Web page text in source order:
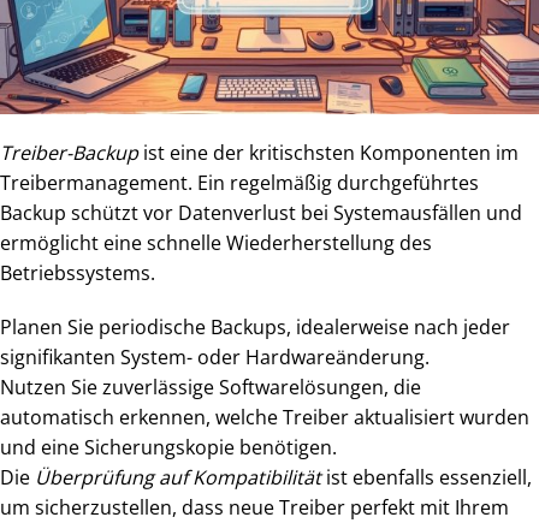
Treiber-Backupist eine der kritischsten Komponenten im
Treibermanagement. Ein regelmäßig durchgeführtes
Backup schützt vor Datenverlust bei Systemausfällen und
ermöglicht eine schnelle Wiederherstellung des
Betriebssystems.
Planen Sie periodische Backups, idealerweise nach jeder
signifikanten System- oder Hardwareänderung.
Nutzen Sie zuverlässige Softwarelösungen, die
automatisch erkennen, welche Treiber aktualisiert wurden
und eine Sicherungskopie benötigen.
Die Überprüfung auf Kompatibilitätist ebenfalls essenziell,
um sicherzustellen, dass neue Treiber perfekt mit Ihrem